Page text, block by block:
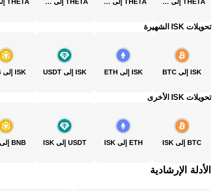
تحويلات ISK الشهيرة
ISK إلى BTC ISK إلى ETH ISK إلى USDT ISK إلى BNB
تحويلات ISK الأخرى
BTC إلى ISK ETH إلى ISK USDT إلى ISK BNB إلى ISK
الأدلة الإرشادية